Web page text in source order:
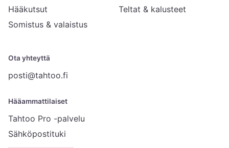
Ota yhteyttä
posti@tahtoo.fi
Hääammattilaiset
Tahtoo Pro -palvelu
Sähköpostituki
Hääkutsut
Somistus & valaistus
Teltat & kalusteet